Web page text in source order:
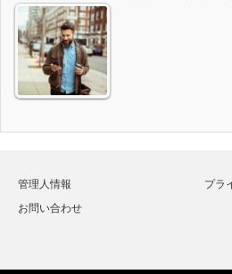
管理人情報
プラ
お問い合わせ